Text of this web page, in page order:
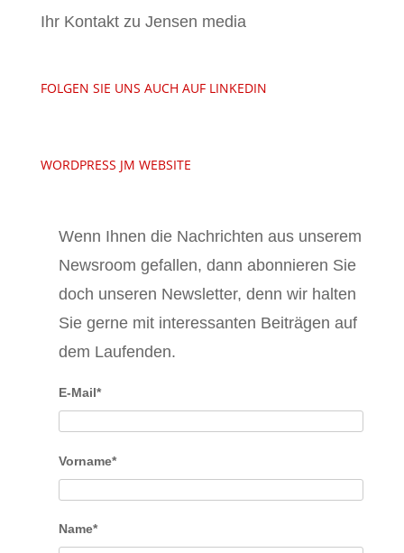
Ihr Kontakt zu Jensen media
FOLGEN SIE UNS AUCH AUF LINKEDIN
WORDPRESS JM WEBSITE
Wenn Ihnen die Nachrichten aus unserem
Newsroom gefallen, dann abonnieren Sie
doch unseren Newsletter, denn wir halten
Sie gerne mit interessanten Beiträgen auf
dem Laufenden.
E-Mail*
Vorname*
Name*